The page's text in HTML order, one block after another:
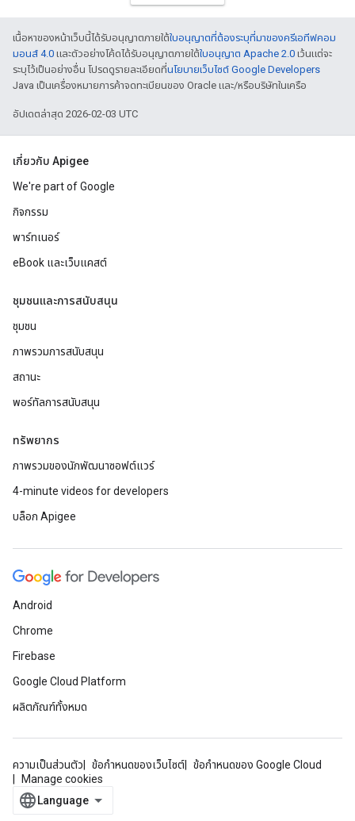
เนื้อหาของหน้าเว็บนี้ได้รับอนุญาตภายใต้ใบอนุญาตที่ต้องระบุที่มาของครีเอทีฟคอม
มอนส์ 4.0 และตัวอย่างโค้ดได้รับอนุญาตภายใต้ใบอนุญาต Apache 2.0 เว้นแต่จะ
ระบุไว้เป็นอย่างอื่น โปรดดูรายละเอียดที่นโยบายเว็บไซต์ Google Developers
Java เป็นเครื่องหมายการค้าจดทะเบียนของ Oracle และ/หรือบริษัทในเครือ
อัปเดตล่าสุด 2026-02-03 UTC
เกี่ยวกับ Apigee
We're part of Google
กิจกรรม
พาร์ทเนอร์
eBook และเว็บแคสต์
ชุมชนและการสนับสนุน
ชุมชน
ภาพรวมการสนับสนุน
สถานะ
พอร์ทัลการสนับสนุน
ทรัพยากร
ภาพรวมของนักพัฒนาซอฟต์แวร์
4-minute videos for developers
บล็อก Apigee
Android
Chrome
Firebase
Google Cloud Platform
ผลิตภัณฑ์ทั้งหมด
ความเป็นส่วนตัว ข้อกำหนดของเว็บไซต์
ข้อกำหนดของ Google Cloud
Manage cookies